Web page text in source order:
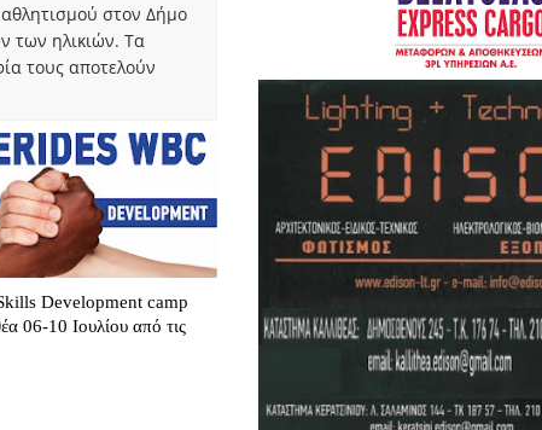
στον Δήμο
των ηλικιών. Τα
τους αποτελούν
Development camp
06-10 Ιουλίου από τις